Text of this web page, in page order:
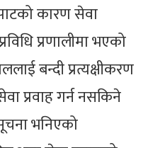
कारण सेवा
प्रणालीमा भएको
बन्दी प्रत्यक्षीकरण
प्रवाह गर्न नसकिने
भनिएको